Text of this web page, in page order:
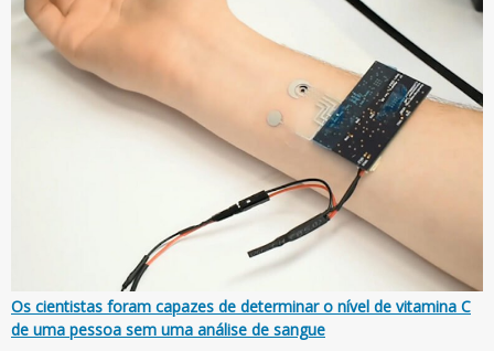
Os cientistas foram capazes de determinar o nível de vitamina C
de uma pessoa sem uma análise de sangue